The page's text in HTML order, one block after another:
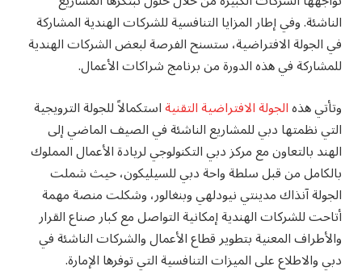
الناشئة. وفي إطار المزايا التنافسية للشركات الهندية المشاركة
في الجولة الافتراضية، ستسنح الفرصة لبعض الشركات الهندية
للمشاركة في هذه الدورة من برنامج شراكات الأعمال.
وتأتي هذهالجولة الافتراضية التقنيةاستكمالاً للجولة الترويجية
التي نظمتها دبي للمشاريع الناشئة في الصيف الماضي إلى
الهند بالتعاون مع مركز دبي التكنولوجي لريادة الأعمال المملوك
بالكامل من قبل سلطة واحة دبي للسيليكون، حيث شملت
الجولة آنذاك مدينتي نيودلهي وبنغالور، وشكلت منصة مهمة
أتاحت للشركات الهندية إمكانية التواصل مع كبار صناع القرار
والأطراف المعنية بتطوير قطاع الأعمال والشركات الناشئة في
دبي والاطلاع على الميزات التنافسية التي توفرها الإمارة.